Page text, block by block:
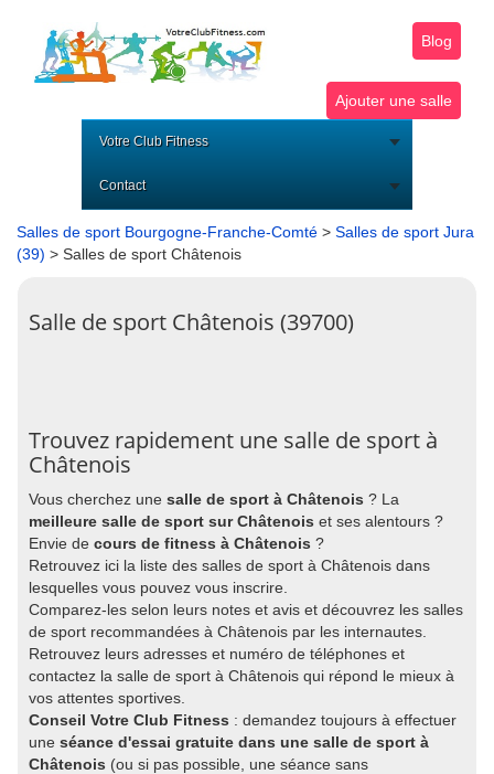
Blog
Ajouter une salle
Votre Club Fitness
Contact
Salles de sport Bourgogne-Franche-Comté > Salles de sport Jura
(39) > Salles de sport Châtenois
Salle de sport Châtenois (39700)
Trouvez rapidement une salle de sport à
Châtenois
Vous cherchez une salle de sport à Châtenois ? La
meilleure salle de sport sur Châtenois et ses alentours ?
Envie de cours de fitness à Châtenois ?
Retrouvez ici la liste des salles de sport à Châtenois dans
lesquelles vous pouvez vous inscrire.
Comparez-les selon leurs notes et avis et découvrez les salles
de sport recommandées à Châtenois par les internautes.
Retrouvez leurs adresses et numéro de téléphones et
contactez la salle de sport à Châtenois qui répond le mieux à
vos attentes sportives.
Conseil Votre Club Fitness : demandez toujours à effectuer
une séance d'essai gratuite dans une salle de sport à
Châtenois (ou si pas possible, une séance sans